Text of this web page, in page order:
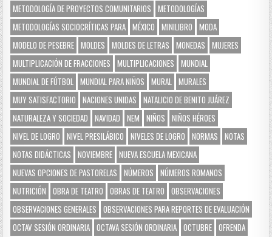
METODOLOGÍA DE PROYECTOS COMUNITARIOS
METODOLOGÍAS
METODOLOGÍAS SOCIOCRÍTICAS PARA MÉXICO MINILIBRO
MODA
MODELO DE PESEBRE MOLDES MOLDES DE LETRAS MONEDAS
MUJERES
MULTIPLICACIÓN DE FRACCIONES
MULTIPLICACIONES
MUNDIAL
MUNDIAL DE FÚTBOL
MUNDIAL PARA NIÑOS MURAL
MURALES
MUY SATISFACTORIO
NACIONES UNIDAS
NATALICIO DE BENITO JUÁREZ
NATURALEZA Y SOCIEDAD
NAVIDAD NEM NIÑOS
NIÑOS HÉROES
NIVEL DE LOGRO
NIVEL PRESILÁBICO NIVELES DE LOGRO NORMAS
NOTAS
NOTAS DIDÁCTICAS
NOVIEMBRE NUEVA ESCUELA MEXICANA
NUEVAS OPCIONES DE PASTORELAS
NÚMEROS
NÚMEROS ROMANOS
NUTRICIÓN
OBRA DE TEATRO OBRAS DE TEATRO
OBSERVACIONES
OBSERVACIONES GENERALES
OBSERVACIONES PARA REPORTES DE EVALUACIÓN
OCTAV SESIÓN ORDINARIA OCTAVA SESIÓN ORDINARIA OCTUBRE OFRENDA